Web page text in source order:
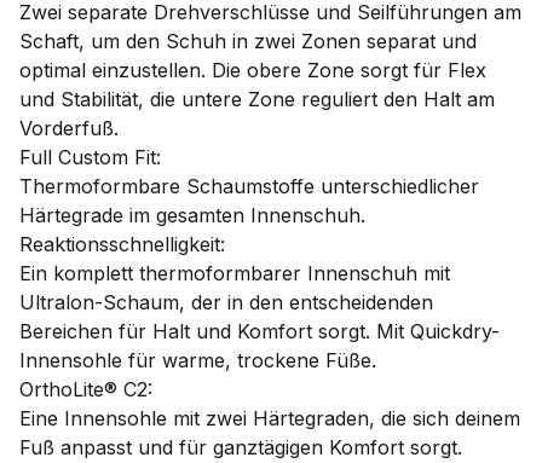
Zwei separate Drehverschlüsse und Seilführungen am
Schaft, um den Schuh in zwei Zonen separat und
optimal einzustellen. Die obere Zone sorgt für Flex
und Stabilität, die untere Zone reguliert den Halt am
Vorderfuß.
Full Custom Fit:
Thermoformbare Schaumstoffe unterschiedlicher
Härtegrade im gesamten Innenschuh.
Reaktionsschnelligkeit:
Ein komplett thermoformbarer Innenschuh mit
Ultralon-Schaum, der in den entscheidenden
Bereichen für Halt und Komfort sorgt. Mit Quickdry-
Innensohle für warme, trockene Füße.
OrthoLite® C2:
Eine Innensohle mit zwei Härtegraden, die sich deinem
Fuß anpasst und für ganztägigen Komfort sorgt.